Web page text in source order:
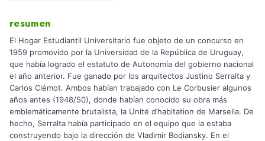
resumen
El Hogar Estudiantil Universitario fue objeto de un concurso en
1959 promovido por la Universidad de la República de Uruguay,
que había logrado el estatuto de Autonomía del gobierno nacional
el año anterior. Fue ganado por los arquitectos Justino Serralta y
Carlos Clémot. Ambos habían trabajado con Le Corbusier algunos
años antes (1948/50), donde habían conocido su obra más
emblemáticamente brutalista, la Unité d’habitation de Marsella. De
hecho, Serralta había participado en el equipo que la estaba
construyendo bajo la dirección de Vladimir Bodiansky. En el